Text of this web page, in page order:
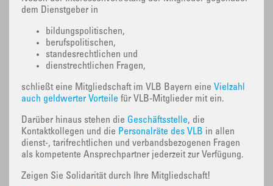
dem Dienstgeber in
bildungspolitischen,
berufspolitischen,
standesrechtlichen und
dienstrechtlichen Fragen,
schließt eine Mitgliedschaft im VLB Bayern eine Vielzahl
auch geldwerter Vorteile für VLB-Mitglieder mit ein.
Darüber hinaus stehen die Geschäftsstelle, die
Kontaktkollegen und die Personalräte des VLB in allen
dienst-, tarifrechtlichen und verbandsbezogenen Fragen
als kompetente Ansprechpartner jederzeit zur Verfügung.
Zeigen Sie Solidarität durch Ihre Mitgliedschaft!